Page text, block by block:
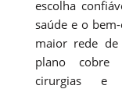
escolha
saúde e o
maior rede
plano cobre
cirurgias e